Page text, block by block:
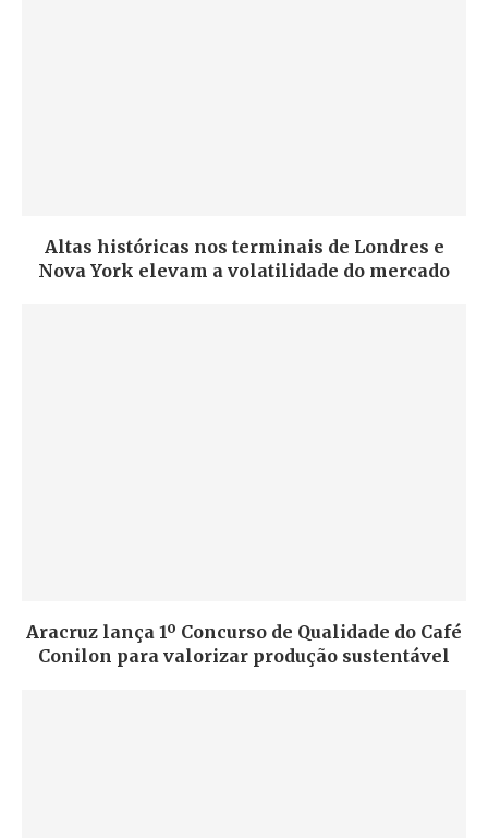
Altas históricas nos terminais de Londres e
Nova York elevam a volatilidade do mercado
Aracruz lança 1º Concurso de Qualidade do Café
Conilon para valorizar produção sustentável